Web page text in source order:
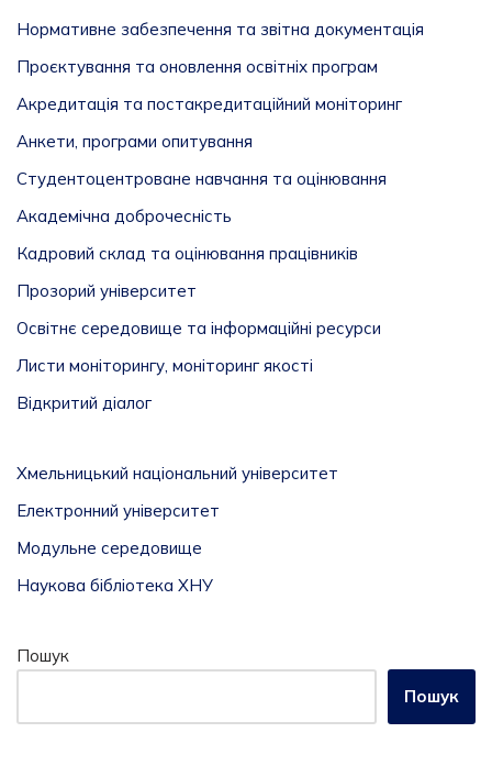
Нормативне забезпечення та звітна документація
Проєктування та оновлення освітніх програм
Акредитація та постакредитаційний моніторинг
Анкети, програми опитування
Студентоцентроване навчання та оцінювання
Академічна доброчесність
Кадровий склад та оцінювання працівників
Прозорий університет
Освітнє середовище та інформаційні ресурси
Листи моніторингу, моніторинг якості
Відкритий діалог
Хмельницький національний університет
Електронний університет
Модульне середовище
Наукова бібліотека ХНУ
Пошук
Пошук